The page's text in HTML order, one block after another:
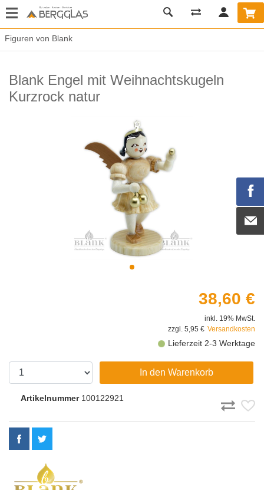
Figuren von Blank
Blank Engel mit Weihnachtskugeln
Kurzrock natur
38,60 €
inkl. 19% MwSt.
zzgl. 5,95 € Versandkosten
Lieferzeit 2-3 Werktage
In den Warenkorb
Artikelnummer100122921